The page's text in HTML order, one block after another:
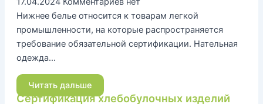
Нижнее белье относится к товарам легкой
промышленности, на которые распространяется
требование обязательной сертификации. Нательная
одежда…
Читать дальше
Сертификация хлебобулочных изделий